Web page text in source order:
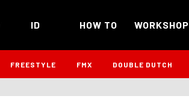
ID HOW TO WORKSHOP
FREESTYLE FMX DOUBLE DUTCH